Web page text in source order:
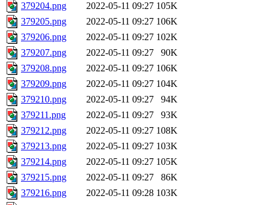
379204.png
2022-05-11 09:27 105K
379205.png
2022-05-11 09:27 106K
379206.png
2022-05-11 09:27 102K
379207.png
2022-05-11 09:27
90K
379208.png
2022-05-11 09:27 106K
379209.png
2022-05-11 09:27 104K
379210.png
2022-05-11 09:27
94K
379211.png
2022-05-11 09:27
93K
379212.png
2022-05-11 09:27 108K
379213.png
2022-05-11 09:27 103K
379214.png
2022-05-11 09:27 105K
379215.png
2022-05-11 09:27
86K
379216.png
2022-05-11 09:28 103K